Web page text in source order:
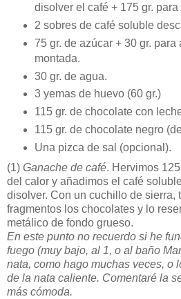
disolver el café + 175 gr. para
2 sobres de café soluble
75 gr. de azúcar + 30 gr. para
montada.
30 gr. de agua.
3 yemas de huevo (60 gr.)
115 gr. de chocolate con
115 gr. de chocolate negro
Una pizca de sal (opcional).
(1) Ganache de café. Hervimos
del calor y añadimos el café
disolver. Con un cuchillo de sierra,
fragmentos los chocolates y lo
metálico de fondo grueso.
En este punto no recuerdo si he
fuego (muy bajo, al 1, o al baño
nata, como hago muchas veces, o
de la nata caliente. Comentaré la
más cómoda.